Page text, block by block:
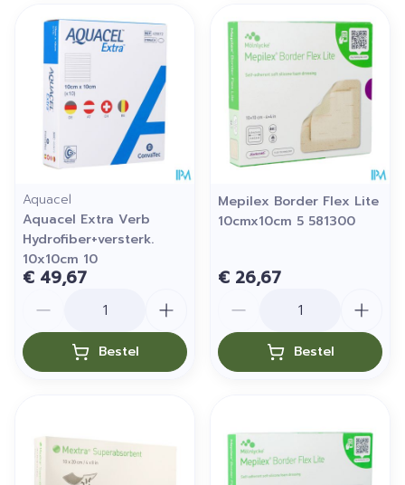
Aquacel
Aquacel Extra Verb
Hydrofiber+versterk.
10x10cm 10
€ 49,67
Bestel
Mepilex Border Flex Lite
10cmx10cm 5 581300
€ 26,67
Bestel